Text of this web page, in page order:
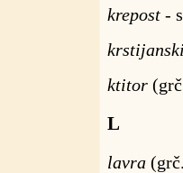
krepost -
krstijanski
ktitor
L
lavra